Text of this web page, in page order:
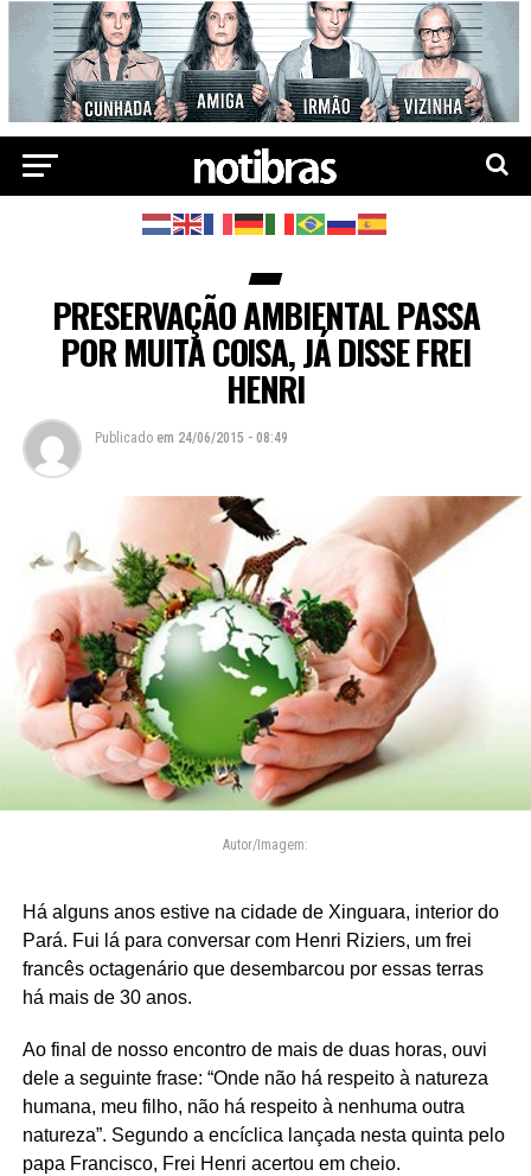
PRESERVAÇÃO AMBIENTAL PASSA
POR MUITA COISA, JÁ DISSE FREI
HENRI
Publicado em 24/06/2015 - 08:49
Autor/Imagem:
Há alguns anos estive na cidade de Xinguara, interior do
Pará. Fui lá para conversar com Henri Riziers, um frei
francês octagenário que desembarcou por essas terras
há mais de 30 anos.
Ao final de nosso encontro de mais de duas horas, ouvi
dele a seguinte frase: “Onde não há respeito à natureza
humana, meu filho, não há respeito à nenhuma outra
natureza”. Segundo a encíclica lançada nesta quinta pelo
papa Francisco, Frei Henri acertou em cheio.